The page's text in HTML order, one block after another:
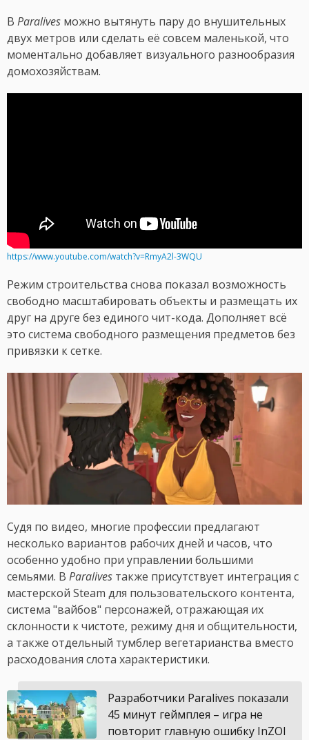
В Paralives можно вытянуть пару до внушительных
двух метров или сделать её совсем маленькой, что
моментально добавляет визуального разнообразия
домохозяйствам.
https://www.youtube.com/watch?v=RmyA2l-3WQU
Режим строительства снова показал возможность
свободно масштабировать объекты и размещать их
друг на друге без единого чит-кода. Дополняет всё
это система свободного размещения предметов без
привязки к сетке.
Судя по видео, многие профессии предлагают
несколько вариантов рабочих дней и часов, что
особенно удобно при управлении большими
семьями. В Paralives также присутствует интеграция с
мастерской Steam для пользовательского контента,
система "вайбов" персонажей, отражающая их
склонности к чистоте, режиму дня и общительности,
а также отдельный тумблер вегетарианства вместо
расходования слота характеристики.
Разработчики Paralives показали
45 минут геймплея – игра не
повторит главную ошибку InZOI